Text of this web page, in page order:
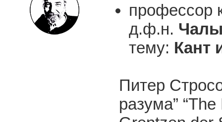
профессор
д.ф.н.
тему: Кант
Питер
разума”